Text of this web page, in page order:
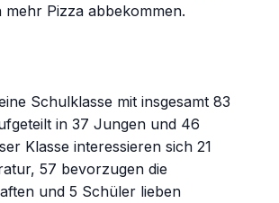
mehr Pizza abbekommen.
Schulklasse mit insgesamt 83
in 37 Jungen und 46
Klasse interessieren sich 21
57 bevorzugen die
und 5 Schüler lieben